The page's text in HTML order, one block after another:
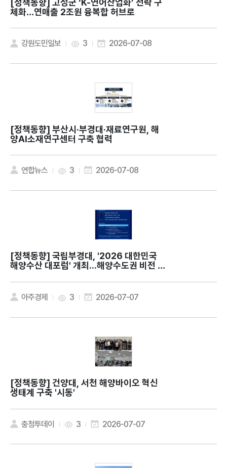
[정책동향]
체화…연매출 2조원 융복합 허브로
강원도민일보 3 2026-07-08
[정책동향]
양AI소재연구센터 구축 협력
연합뉴스 3 2026-07-08
[정책동향]
해양수산 대포럼' 개최...해양수도권 비전 제
아주경제 3 2026-07-07
[정책동향]
생태계 구축 '시동'
충청투데이 3 2026-07-07